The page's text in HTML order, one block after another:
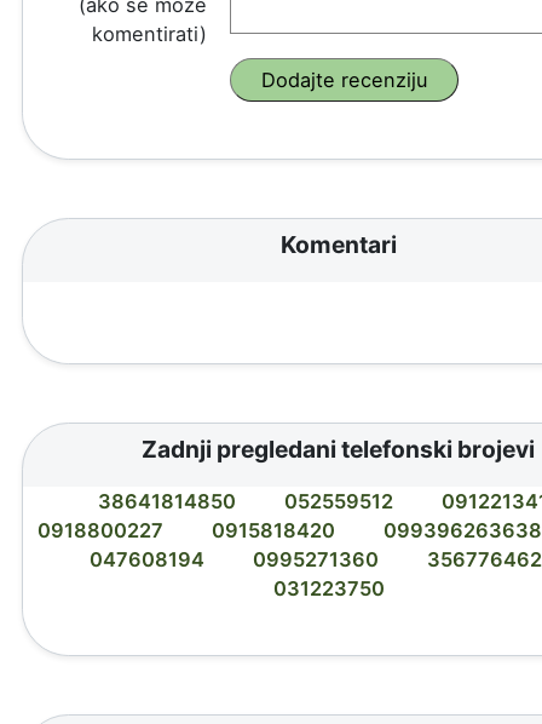
(ako se može
komentirati)
Komentari
Zadnji pregledani telefonski brojevi
38641814850 052559512
0918800227
0915818420
047608194
0995271360
031223750